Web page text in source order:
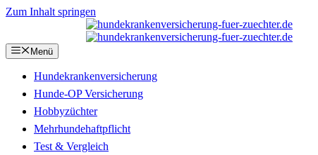
Zum Inhalt springen
Menü
Hundekrankenversicherung
Hunde-OP Versicherung
Hobbyzüchter
Mehrhundehaftpflicht
Test & Vergleich